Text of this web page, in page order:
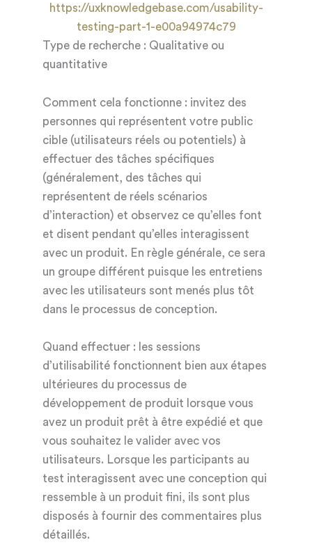
https://uxknowledgebase.com/usability-
testing-part-1-e00a94974c79
Type de recherche : Qualitative ou
quantitative
Comment cela fonctionne : invitez des
personnes qui représentent votre public
cible (utilisateurs réels ou potentiels) à
effectuer des tâches spécifiques
(généralement, des tâches qui
représentent de réels scénarios
d’interaction) et observez ce qu’elles font
et disent pendant qu’elles interagissent
avec un produit. En règle générale, ce sera
un groupe différent puisque les entretiens
avec les utilisateurs sont menés plus tôt
dans le processus de conception.
Quand effectuer : les sessions
d’utilisabilité fonctionnent bien aux étapes
ultérieures du processus de
développement de produit lorsque vous
avez un produit prêt à être expédié et que
vous souhaitez le valider avec vos
utilisateurs. Lorsque les participants au
test interagissent avec une conception qui
ressemble à un produit fini, ils sont plus
disposés à fournir des commentaires plus
détaillés.